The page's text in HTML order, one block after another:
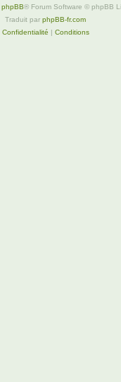
phpBB® Forum Software © phpBB
Traduit par phpBB-fr.com
Confidentialité | Conditions